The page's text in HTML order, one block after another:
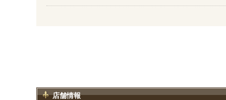
店舗情報